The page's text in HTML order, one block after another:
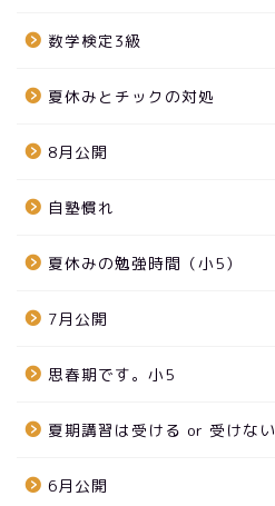
数学検定3級
夏休みとチックの対処
8月公開
自塾慣れ
夏休みの勉強時間（小5）
7月公開
思春期です。小5
夏期講習は受ける or 受けない
6月公開